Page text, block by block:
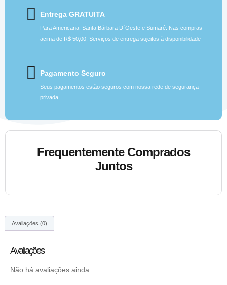
Entrega GRATUITA
Para Americana, Santa Bárbara D´Oeste e Sumaré. Nas compras
acima de R$ 50,00. Serviços de entrega sujeitos à disponibilidade
Pagamento Seguro
Seus pagamentos estão seguros com nossa rede de segurança
privada.
Frequentemente Comprados
Juntos
Avaliações (0)
Avaliações
Não há avaliações ainda.